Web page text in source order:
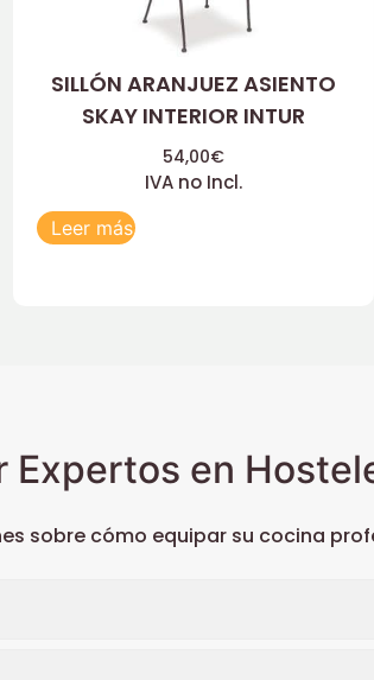
SILLÓN ARANJUEZ ASIENTO
SKAY INTERIOR INTUR
54,00€
IVA no Incl.
Leer más
Expertos en
sobre cómo equipar su cocina